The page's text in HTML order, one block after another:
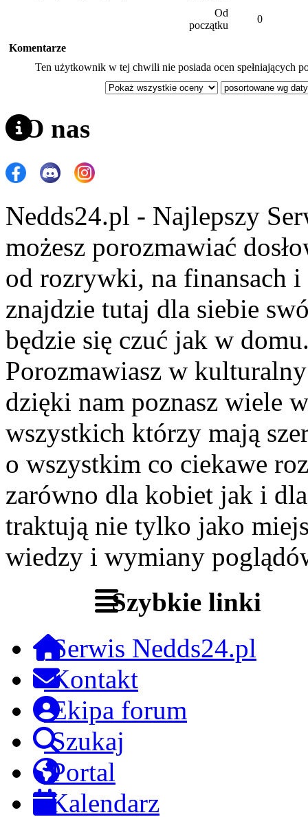
Od
początku
0
Komentarze
Ten użytkownik w tej chwili nie posiada ocen spełniających
O nas
Nedds24.pl - Najlepszy
możesz porozmawiać
od rozrywki, na finansach
znajdzie tutaj dla siebie
będzie się czuć jak w
Porozmawiasz w
dzięki nam poznasz wiele
wszystkich którzy mają
o wszystkim co ciekawe
zarówno dla kobiet jak i
traktują nie tylko jako
wiedzy i wymiany
Szybkie linki
Serwis Nedds24.pl
Kontakt
Ekipa forum
Szukaj
Portal
Kalendarz